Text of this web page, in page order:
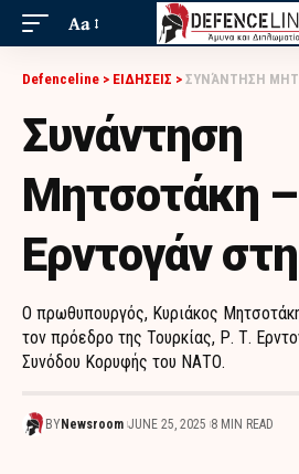
Aa
Defenceline > ΕΙΔΗΣΕΙΣ > ΣΥΝΆΝΤΗΣΗ
Συνάντηση
Μητσοτάκη –
Ερντογάν
Ο πρωθυπουργός, Κυριάκος
τον πρόεδρο της Τουρκίας, Ρ. Τ.
Συνόδου Κορυφής του ΝΑΤΟ.
BY Newsroom JUNE 25, 2025 8 MIN READ